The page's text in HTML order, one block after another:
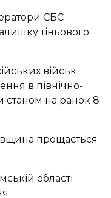
СБС
тіньового
військ
в північно-
станом на ранок 8
прощається
області